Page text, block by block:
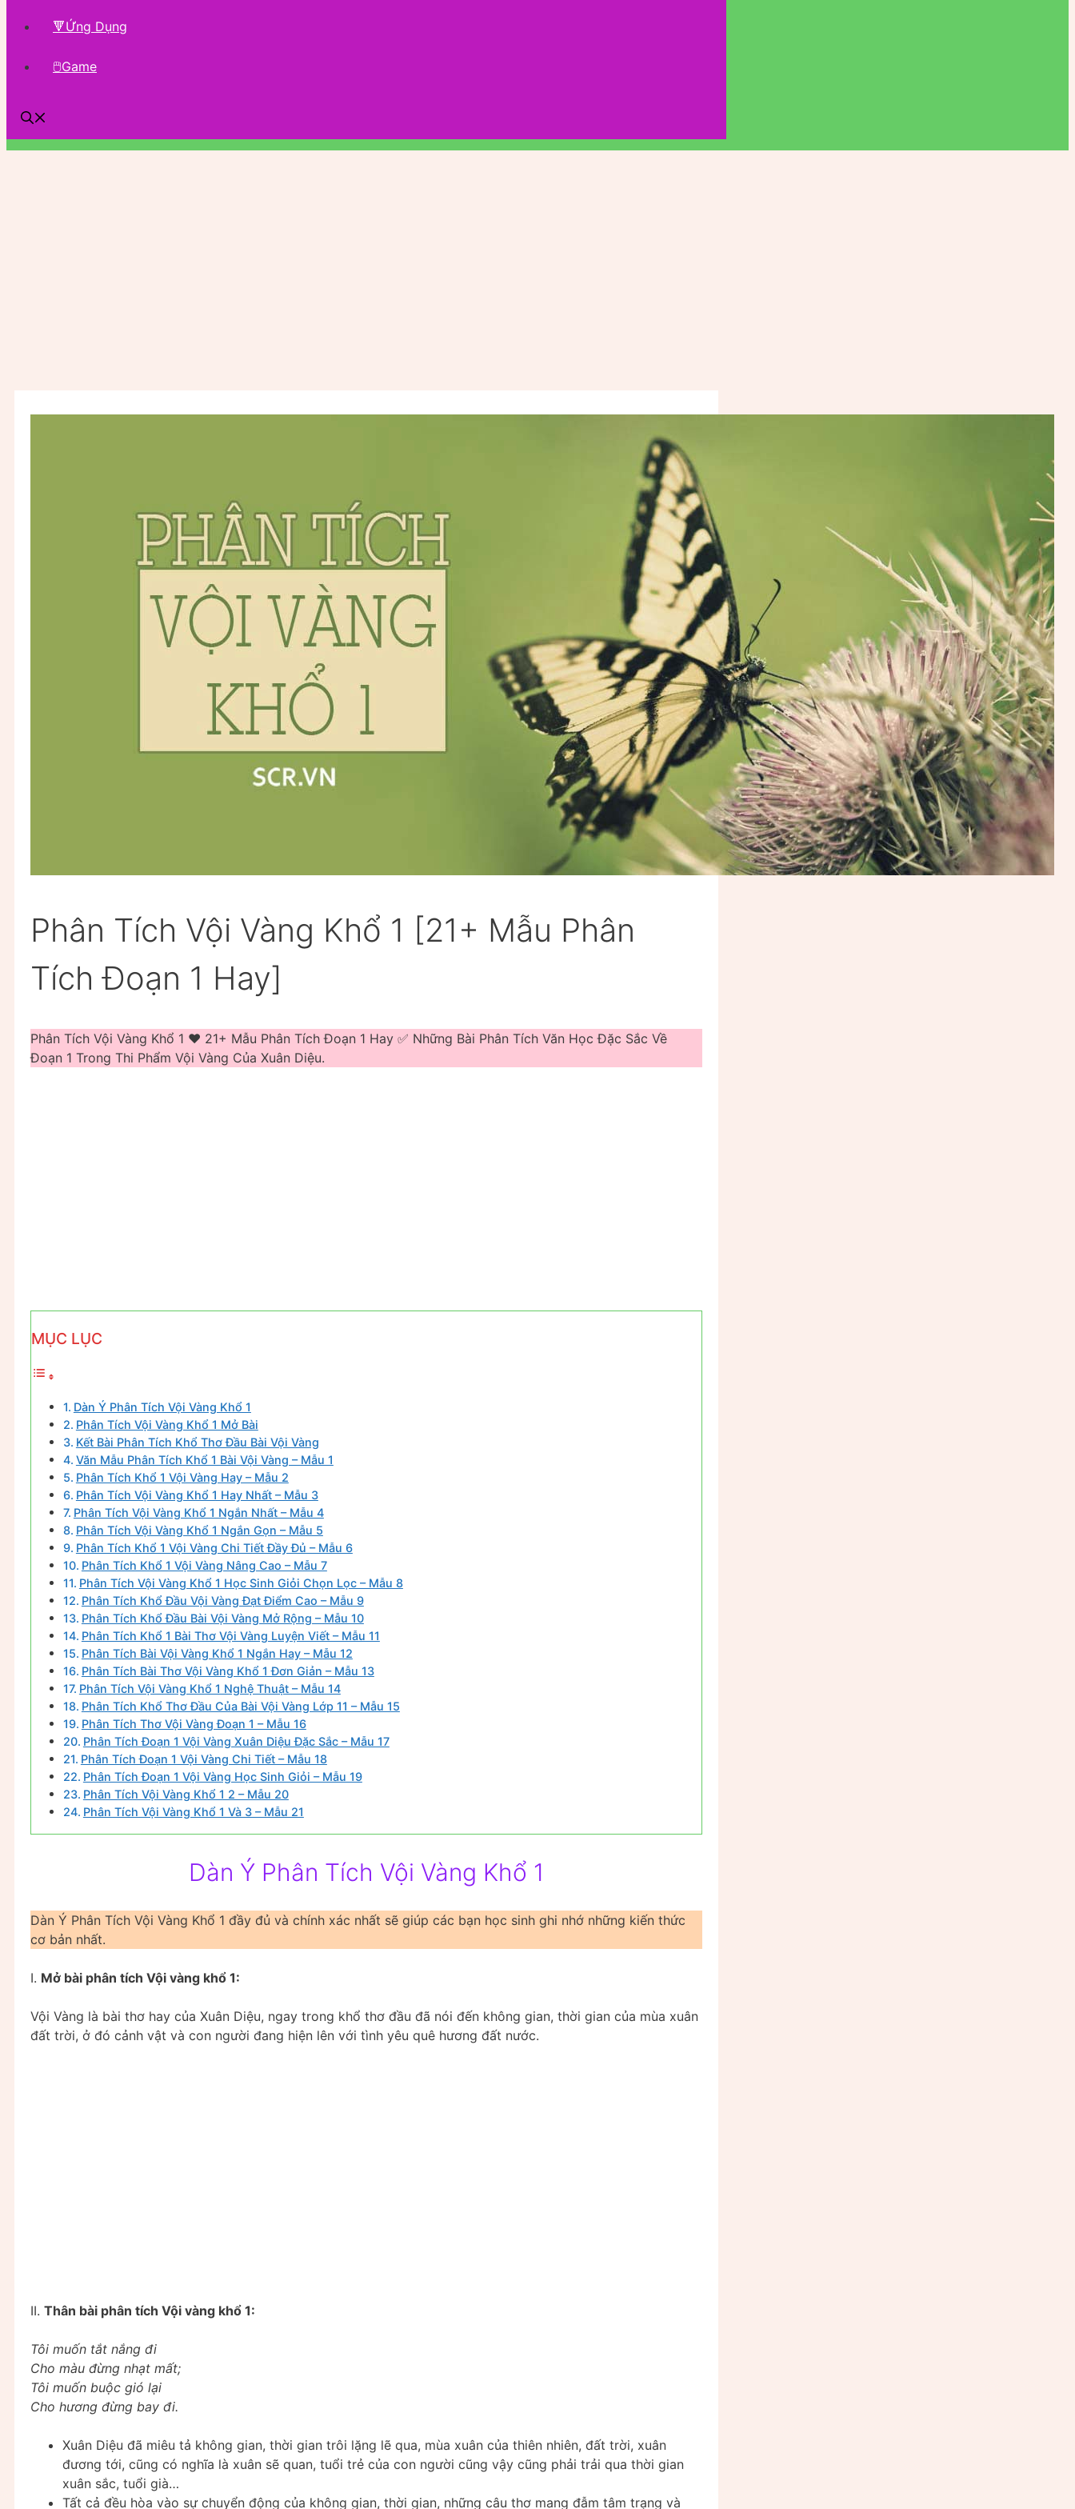
🔻Ứng Dụng
🖱Game
Phân Tích Vội Vàng Khổ 1 [21+ Mẫu Phân
Tích Đoạn 1 Hay]
Phân Tích Vội Vàng Khổ 1 ❤️️ 21+ Mẫu Phân Tích Đoạn 1 Hay ✅ Những Bài Phân Tích Văn Học Đặc Sắc Về
Đoạn 1 Trong Thi Phẩm Vội Vàng Của Xuân Diệu.
MỤC LỤC
Dàn Ý Phân Tích Vội Vàng Khổ 1
Phân Tích Vội Vàng Khổ 1 Mở Bài
Kết Bài Phân Tích Khổ Thơ Đầu Bài Vội Vàng
Văn Mẫu Phân Tích Khổ 1 Bài Vội Vàng – Mẫu 1
Phân Tích Khổ 1 Vội Vàng Hay – Mẫu 2
Phân Tích Vội Vàng Khổ 1 Hay Nhất – Mẫu 3
Phân Tích Vội Vàng Khổ 1 Ngắn Nhất – Mẫu 4
Phân Tích Vội Vàng Khổ 1 Ngắn Gọn – Mẫu 5
Phân Tích Khổ 1 Vội Vàng Chi Tiết Đầy Đủ – Mẫu 6
Phân Tích Khổ 1 Vội Vàng Nâng Cao – Mẫu 7
Phân Tích Vội Vàng Khổ 1 Học Sinh Giỏi Chọn Lọc – Mẫu 8
Phân Tích Khổ Đầu Vội Vàng Đạt Điểm Cao – Mẫu 9
Phân Tích Khổ Đầu Bài Vội Vàng Mở Rộng – Mẫu 10
Phân Tích Khổ 1 Bài Thơ Vội Vàng Luyện Viết – Mẫu 11
Phân Tích Bài Vội Vàng Khổ 1 Ngắn Hay – Mẫu 12
Phân Tích Bài Thơ Vội Vàng Khổ 1 Đơn Giản – Mẫu 13
Phân Tích Vội Vàng Khổ 1 Nghệ Thuật – Mẫu 14
Phân Tích Khổ Thơ Đầu Của Bài Vội Vàng Lớp 11 – Mẫu 15
Phân Tích Thơ Vội Vàng Đoạn 1 – Mẫu 16
Phân Tích Đoạn 1 Vội Vàng Xuân Diệu Đặc Sắc – Mẫu 17
Phân Tích Đoạn 1 Vội Vàng Chi Tiết – Mẫu 18
Phân Tích Đoạn 1 Vội Vàng Học Sinh Giỏi – Mẫu 19
Phân Tích Vội Vàng Khổ 1 2 – Mẫu 20
Phân Tích Vội Vàng Khổ 1 Và 3 – Mẫu 21
Dàn Ý Phân Tích Vội Vàng Khổ 1
Dàn Ý Phân Tích Vội Vàng Khổ 1 đầy đủ và chính xác nhất sẽ giúp các bạn học sinh ghi nhớ những kiến thức
cơ bản nhất.
I. Mở bài phân tích Vội vàng khổ 1:
Vội Vàng là bài thơ hay của Xuân Diệu, ngay trong khổ thơ đầu đã nói đến không gian, thời gian của mùa xuân
đất trời, ở đó cảnh vật và con người đang hiện lên với tình yêu quê hương đất nước.
II. Thân bài phân tích Vội vàng khổ 1:
Tôi muốn tắt nắng đi
Cho màu đừng nhạt mất;
Tôi muốn buộc gió lại
Cho hương đừng bay đi.
Xuân Diệu đã miêu tả không gian, thời gian trôi lặng lẽ qua, mùa xuân của thiên nhiên, đất trời, xuân
đương tới, cũng có nghĩa là xuân sẽ quan, tuổi trẻ của con người cũng vậy cũng phải trải qua thời gian
xuân sắc, tuổi già…
Tất cả đều hòa vào sự chuyển động của không gian, thời gian, những câu thơ mang đẫm tâm trạng và